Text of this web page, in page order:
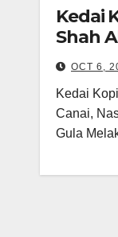
Kedai
Shah
OCT 6,
Kedai
Canai,
Gula